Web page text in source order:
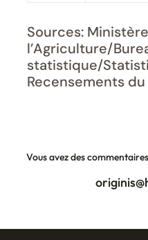
Sources:
l’Agriculture/
statistique/
Recensements du
Vous avez des